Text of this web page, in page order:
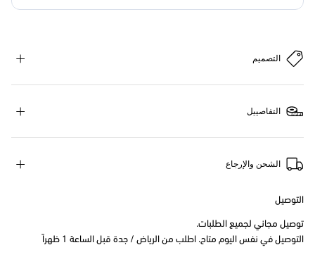
التصميم
التفاصييل
الشحن والإرجاع
التوصيل
توصيل مجاني لجميع الطلبات.
التوصيل في نفس اليوم متاح. اطلب من الرياض / جدة قبل الساعة 1 ظهراً